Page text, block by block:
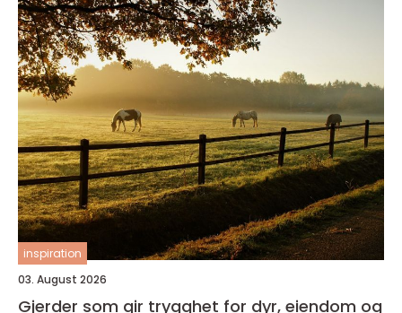
inspiration
03. August 2026
Gjerder som gir trygghet for dyr, eiendom og